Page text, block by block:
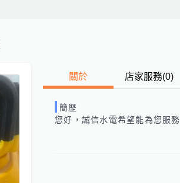
關於 店家服務(0)
簡歷
您好，誠信水電希望能為您服務